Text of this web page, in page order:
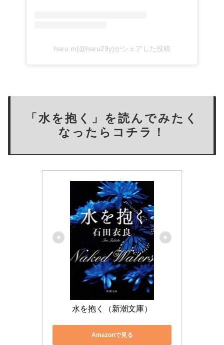
haru.m(@haru29y)がシェアした投稿
「水を抱く」を読んでみたく
なったらコチラ！
水を抱く（新潮文庫）
Amazonで見る